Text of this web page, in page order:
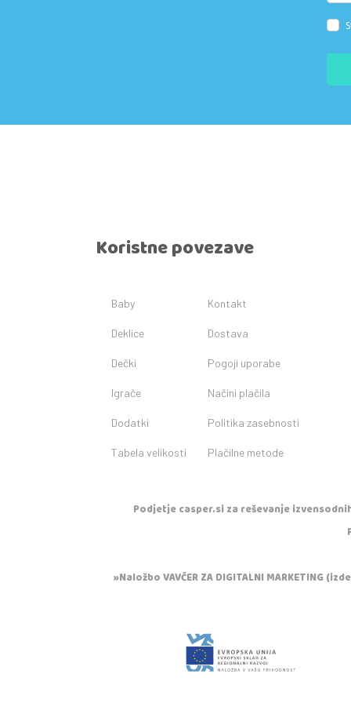
Koristne povezave
Baby
Deklice
Dečki
Igrače
Dodatki
Tabela velikosti
Kontakt
Dostava
Pogoji uporabe
Načini plačila
Politika zasebnosti
Plačilne metode
Podjetje casper.si za reševanje
»Naložbo VAVČER ZA DIGITALNI